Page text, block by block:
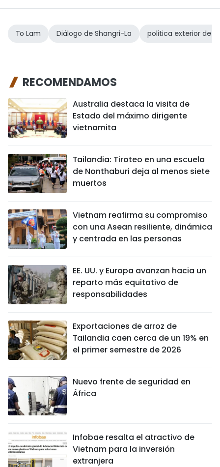
To Lam Diálogo de Shangri-La política exterior de
RECOMENDAMOS
Australia destaca la visita de
Estado del máximo dirigente
vietnamita
Tailandia: Tiroteo en una escuela
de Nonthaburi deja al menos siete
muertos
Vietnam reafirma su compromiso
con una Asean resiliente, dinámica
y centrada en las personas
EE. UU. y Europa avanzan hacia un
reparto más equitativo de
responsabilidades
Exportaciones de arroz de
Tailandia caen cerca de un 19% en
el primer semestre de 2026
Nuevo frente de seguridad en
África
Infobae resalta el atractivo de
Vietnam para la inversión
extranjera